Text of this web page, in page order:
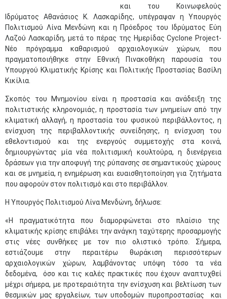
και του Κοινωφελούς
Ιδρύματος Αθανάσιος Κ. Λασκαρίδης, υπέγραψαν η Υπουργός
Πολιτισμού Λίνα Μενδώνη και η Πρόεδρος του Ιδρύματος Εύη
Λαζού Λασκαρίδη, μετά το πέρας της Ημερίδας Cyclone Project-
Νέο πρόγραμμα καθαρισμού αρχαιολογικών χώρων, που
πραγματοποιήθηκε στην Εθνική Πινακοθήκη παρουσία του
Υπουργού Κλιματικής Κρίσης και Πολιτικής Προστασίας Βασίλη
Κικίλια.
Σκοπός του Μνημονίου είναι η προστασία και ανάδειξη της
πολιτιστικής κληρονομιάς, η προστασία των μνημείων από την
κλιματική αλλαγή, η προστασία του φυσικού περιβάλλοντος, η
ενίσχυση της περιβαλλοντικής συνείδησης, η ενίσχυση του
εθελοντισμού και της ενεργούς συμμετοχής στα κοινά,
δημιουργώντας μία νέα πολιτισμική κουλτούρα, η διενέργεια
δράσεων για την αποφυγή της ρύπανσης σε σημαντικούς χώρους
και σε μνημεία, η ενημέρωση και ευαισθητοποίηση για ζητήματα
που αφορούν στον πολιτισμό και στο περιβάλλον.
Η Υπουργός Πολιτισμού Λίνα Μενδώνη, δήλωσε:
«Η πραγματικότητα που διαμορφώνεται στο πλαίσιο της
κλιματικής κρίσης επιβάλει την ανάγκη ταχύτερης προσαρμογής
στις νέες συνθήκες με τον πιο ολιστικό τρόπο. Σήμερα,
εστιάζουμε στην περαιτέρω θωράκιση περισσότερων
αρχαιολογικών χώρων, λαμβάνοντας υπόψη τόσο τα νέα
δεδομένα, όσο και τις καλές πρακτικές που έχουν αναπτυχθεί
μέχρι σήμερα, με προτεραιότητα την ενίσχυση και βελτίωση των
θεσμικών μας εργαλείων, των υποδομών πυροπροστασίας και